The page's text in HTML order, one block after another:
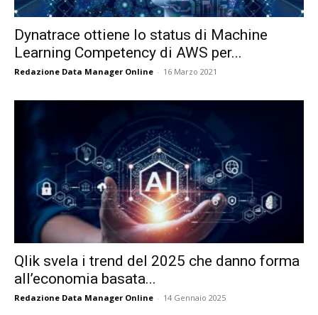
Dynatrace ottiene lo status di Machine
Learning Competency di AWS per...
Redazione Data Manager Online - 16 Marzo 2021
Qlik svela i trend del 2025 che danno forma
all’economia basata...
Redazione Data Manager Online - 14 Gennaio 2025